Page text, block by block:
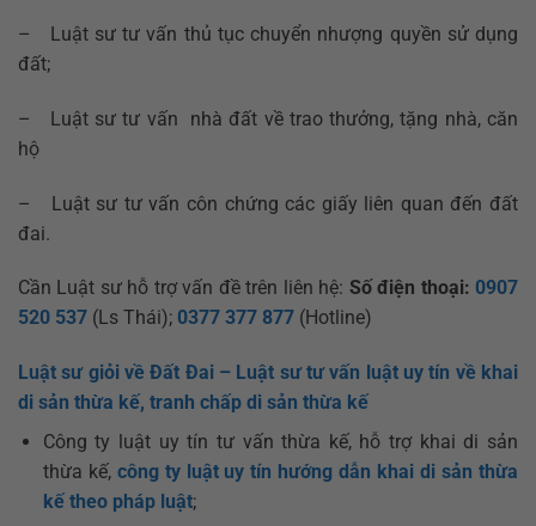
– Luật sư tư vấn thủ tục chuyển nhượng quyền sử dụng
đất;
– Luật sư tư vấn nhà đất về trao thưởng, tặng nhà, căn
hộ
– Luật sư tư vấn côn chứng các giấy liên quan đến đất
đai.
Cần Luật sư hỗ trợ vấn đề trên liên hệ: Số điện thoại: 0907
520 537 (Ls Thái); 0377 377 877 (Hotline)
Luật sư giỏi về Đất Đai – Luật sư tư vấn luật uy tín về khai
di sản thừa kế, tranh chấp di sản thừa kế
Công ty luật uy tín tư vấn thừa kế, hỗ trợ khai di sản
thừa kế, công ty luật uy tín hướng dẫn khai di sản thừa
kế theo pháp luật;